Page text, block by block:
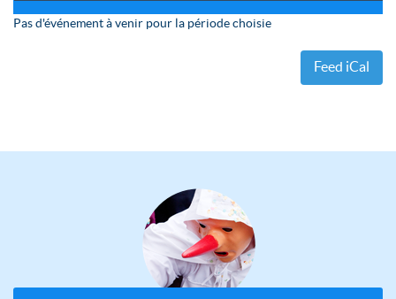
Pas d'événement à venir pour la période choisie
Feed iCal